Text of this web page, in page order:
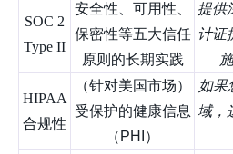
SOC 2
Type II
安全性、可用性、
保密性等五大信任
原则的长期实践
提供
计证
HIPAA
合规性
（针对美国市场）
受保护的健康信息
（PHI）
如果
域，